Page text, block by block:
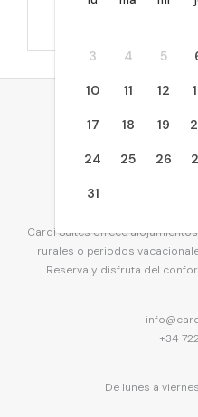
the
and
select
Press
question
key
get
the
keyboard
3 4 5
10 11 12
17 18 19
24 25 26
31
Cardi Suites ofrece
rurales o periodos
Reserva y disfruta del
+34
De lunes a